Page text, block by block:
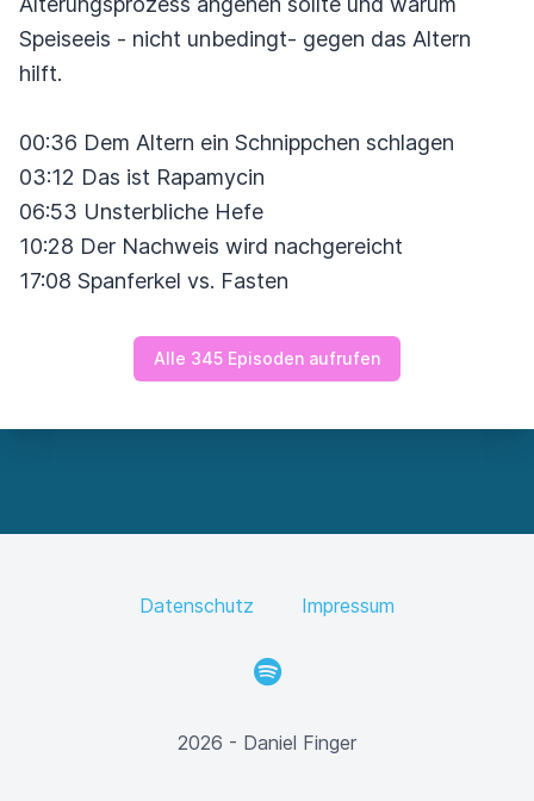
Speiseeis - nicht unbedingt- gegen das Altern
hilft.
00:36 Dem Altern ein Schnippchen schlagen
03:12 Das ist Rapamycin
06:53 Unsterbliche Hefe
10:28 Der Nachweis wird nachgereicht
17:08 Spanferkel vs. Fasten
Alle 345 Episoden aufrufen
Datenschutz Impressum
Spotify
2026 - Daniel Finger